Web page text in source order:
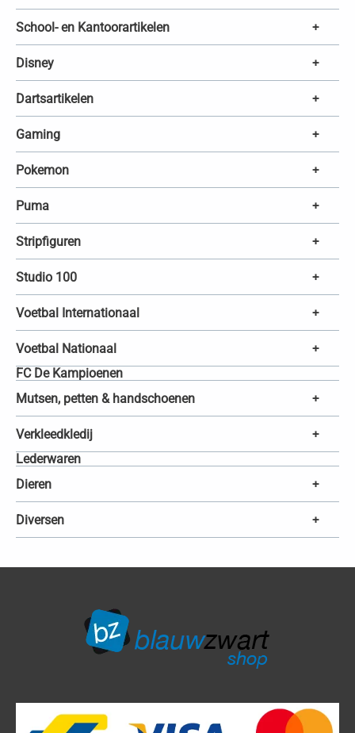
School- en Kantoorartikelen +
Disney +
Dartsartikelen +
Gaming +
Pokemon +
Puma +
Stripfiguren +
Studio 100 +
Voetbal Internationaal +
Voetbal Nationaal +
FC De Kampioenen
Mutsen, petten & handschoenen
+
Verkleedkledij +
Lederwaren
Dieren
+
Diversen +